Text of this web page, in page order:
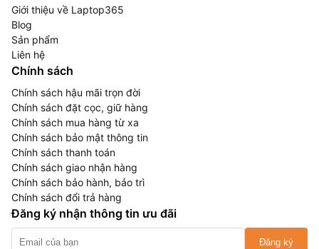
Giới thiệu về Laptop365
Blog
Sản phẩm
Liên hệ
Chính sách
Chính sách hậu mãi trọn đời
Chính sách đặt cọc, giữ hàng
Chính sách mua hàng từ xa
Chính sách bảo mật thông tin
Chính sách thanh toán
Chính sách giao nhận hàng
Chính sách bảo hành, bảo trì
Chính sách đổi trả hàng
Đăng ký nhận thông tin ưu đãi
Đăng ký